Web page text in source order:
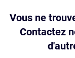
Vous ne
Contactez